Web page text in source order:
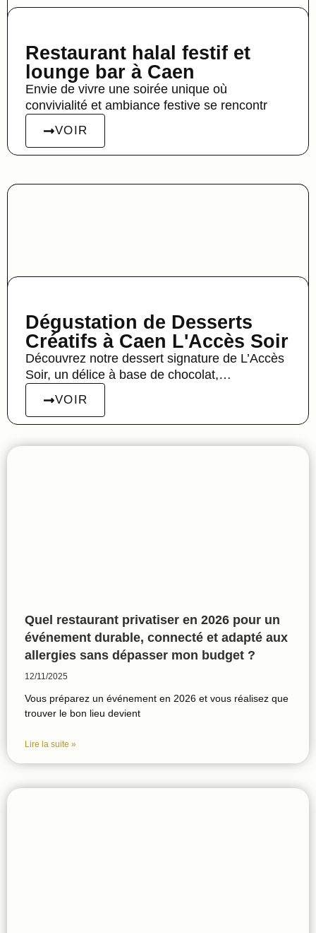
Restaurant halal festif et
lounge bar à Caen
Envie de vivre une soirée unique où
convivialité et ambiance festive se rencontr
VOIR
Dégustation de Desserts
Créatifs à Caen L'Accès Soir
Découvrez notre dessert signature de L’Accès
Soir, un délice à base de chocolat,…
VOIR
Quel restaurant privatiser en 2026 pour un
événement durable, connecté et adapté aux
allergies sans dépasser mon budget ?
12/11/2025
Vous préparez un événement en 2026 et vous réalisez que
trouver le bon lieu devient
Lire la suite »